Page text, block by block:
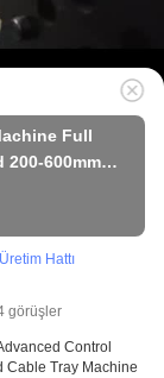
Full
200-600mm
Hattı
görüşler
Control
Cable Tray Machine